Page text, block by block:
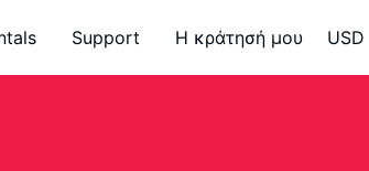
Support Η κράτησή μου USD
ξενοδοχείων